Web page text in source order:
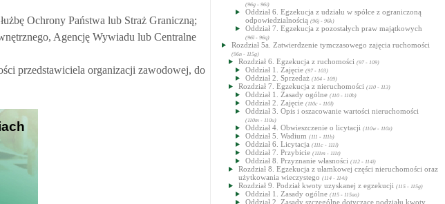
Ochrony Państwa lub Straż Graniczną;
Agencję Wywiadu lub Centralne
przedstawiciela organizacji zawodowej, do
(96g - 96i)
Oddział 6. Egzekucja z udziału w spółce z ograniczoną
odpowiedzialnością (96j - 96k)
Oddział 7. Egzekucja z pozostałych praw majątkowych
(96l - 96q)
Rozdział 5a. Zatwierdzenie tymczasowego zajęcia ruchomości
(96n - 115g)
Rozdział 6. Egzekucja z ruchomości (97 - 109)
Oddział 1. Zajęcie (97 - 103)
Oddział 2. Sprzedaż (104 - 109)
Rozdział 7. Egzekucja z nieruchomości (110 - 113)
Oddział 1. Zasady ogólne (110 - 110b)
Oddział 2. Zajęcie (110c - 110l)
Oddział 3. Opis i oszacowanie wartości nieruchomości
(110m - 110u)
Oddział 4. Obwieszczenie o licytacji (110w - 110z)
Oddział 5. Wadium (111 - 111b)
Oddział 6. Licytacja (111c - 111l)
Oddział 7. Przybicie (111m - 111t)
Oddział 8. Przyznanie własności (112 - 114i)
Rozdział 8. Egzekucja z ułamkowej części nieruchomości oraz
użytkowania wieczystego (114 - 114i)
Rozdział 9. Podział kwoty uzyskanej z egzekucji (115 - 115g)
Oddział 1. Zasady ogólne (115 - 115aa)
Oddział 2. Zasady szczególne dotyczące podziału kwoty